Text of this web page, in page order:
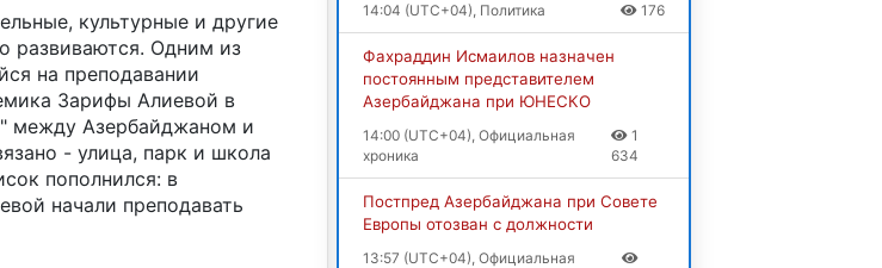
культурные и другие
развиваются. Одним из
на преподавании
Зарифы Алиевой в
между Азербайджаном и
- улица, парк и школа
пополнился: в
начали преподавать
14:04 (UTC+04), Политика 176
Фахраддин Исмаилов назначен
постоянным представителем
Азербайджана при ЮНЕСКО
14:00 (UTC+04), Официальная
хроника
1
634
Постпред Азербайджана при Совете
Европы отозван с должности
13:57 (UTC+04), Официальная